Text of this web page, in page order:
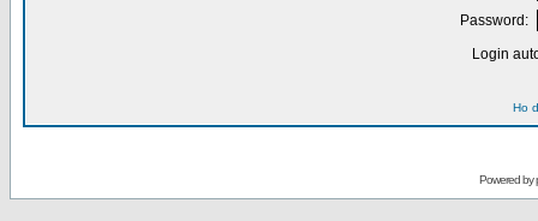
Password:
Login
Ho
Powered by